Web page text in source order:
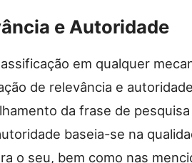
e Autoridade
em qualquer
de relevância e
da frase de
baseia-se na
o seu, bem como nas